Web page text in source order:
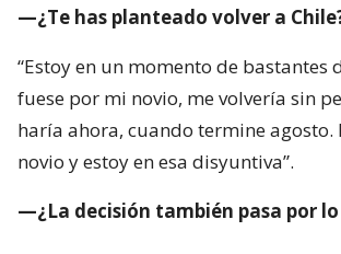
—¿Te has planteado volver a
“Estoy en un momento de bastantes
fuese por mi novio, me volvería sin
haría ahora, cuando termine agosto.
novio y estoy en esa disyuntiva”.
—¿La decisión también pasa por